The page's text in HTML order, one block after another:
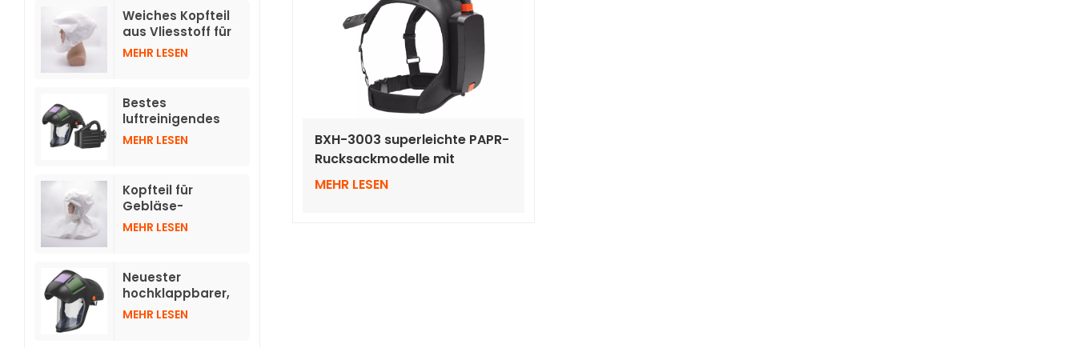
Weiches Kopfteil
aus Vliesstoff für
Gebläse-
MEHR LESEN
Bestes
luftreinigendes
Atemschutzgerät
automatisch
verdunkelnden
Helmen
MEHR LESEN
Kopfteil für
Gebläse-
Atemschutzgeräte
MEHR LESEN
Neuester
hochklappbarer,
automatisch
MEHR LESEN
BXH-3003 superleichte PAPR-
Rucksackmodelle mit
Halbmaske
MEHR LESEN